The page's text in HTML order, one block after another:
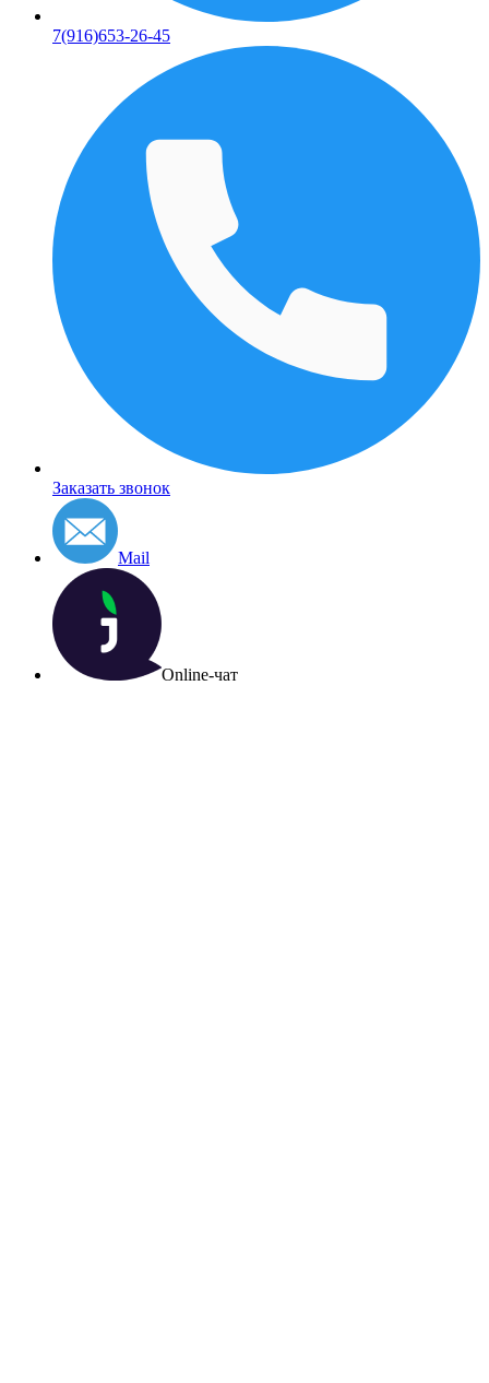
7(916)653-26-45
Заказать звонок
Mail
Online-чат